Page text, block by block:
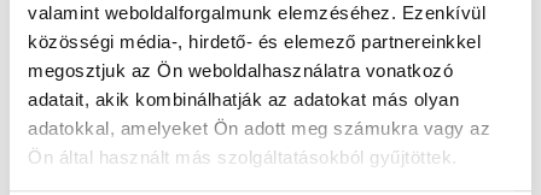
valamint weboldalforgalmunk elemzéséhez. Ezenkívül
közösségi média-, hirdető- és elemező partnereinkkel
megosztjuk az Ön weboldalhasználatra vonatkozó
adatait, akik kombinálhatják az adatokat más olyan
adatokkal, amelyeket Ön adott meg számukra vagy az
Ön által használt más szolgáltatásokból gyűjtöttek.
Főoldal Orvosok Traumatológus
Traumatológus, Zalaegerszeg Dr. Németh László